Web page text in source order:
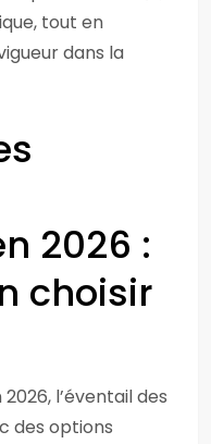
tout en
dans la
2026 :
choisir
l’éventail des
des options